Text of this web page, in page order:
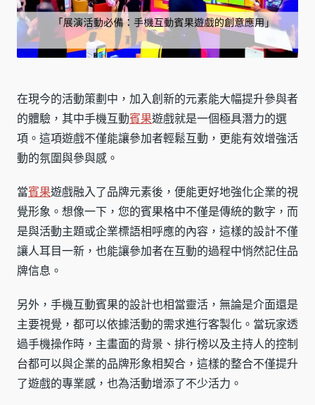
在現今的活動策劃中，加入創新的元素能大幅提升參與者
的體驗，其中手機互動賓果遊戲就是一個極具潛力的選
項。這項遊戲不僅能讓參加者輕鬆互動，更能有效增強活
動的氛圍與參與感。
當賓果遊戲融入了品牌元素後，便能更好地強化企業的視
覺形象。想像一下，您的賓果格中不僅是傳統的數字，而
是與活動主題或企業標語相呼應的內容，這樣的設計不僅
讓人耳目一新，也能讓參加者在互動的過程中悄然記住品
牌信息。
另外，手機互動賓果的設計也相當靈活，無論是介面還是
主要視覺，都可以依據活動的需求進行客製化。當玩家透
過手機操作時，主畫面的背景、排行榜以及主持人的控制
台都可以與企業的品牌形象相契合，這樣的整合不僅提升
了遊戲的專業感，也為活動增添了不少活力。